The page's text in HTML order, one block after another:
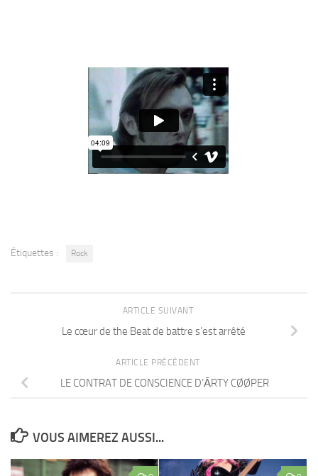
Étiquettes : Rock
ARTICLE SUIVANT
Le cœur de the Beat de battre s’est arrêté
ARTICLE PRÉCÉDENT
LE CONTRAT DE CONSCIENCE D’ĀRTY CØØPER
VOUS AIMEREZ AUSSI...